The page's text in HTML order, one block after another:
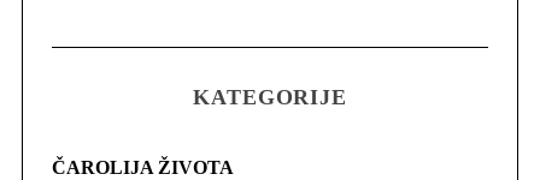
KATEGORIJE
ČAROLIJA ŽIVOTA